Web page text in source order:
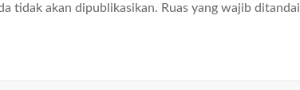
tidak akan dipublikasikan. Ruas yang wajib ditandai